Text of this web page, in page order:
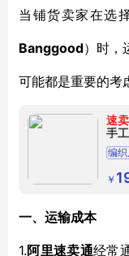
当铺货卖家在选
Banggood）时，
可能都是重要的考
速
手
编
￥
一、 运输成本
1.阿里速卖通经常